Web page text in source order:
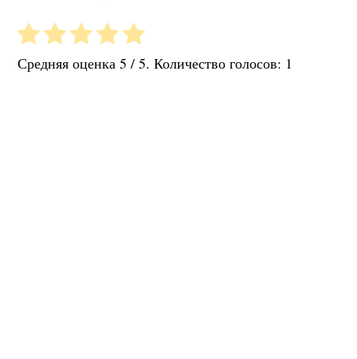
Средняя оценка5 / 5. Количество голосов: 1